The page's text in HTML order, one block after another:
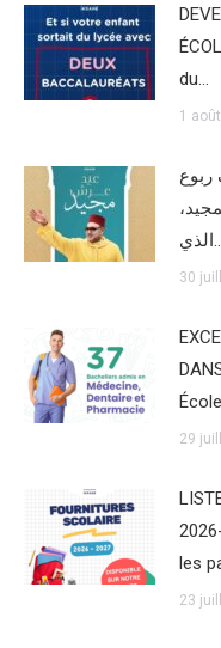
du…
1
ربوع
30
29
les
23